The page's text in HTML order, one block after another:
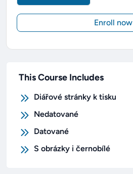
Enroll now
This Course Includes
Diářové stránky k tisku
Nedatované
Datované
S obrázky i černobílé